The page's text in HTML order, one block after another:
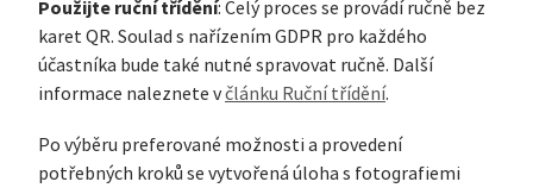
Použijte ruční třídění: Celý proces se provádí ručně bez
karet QR. Soulad s nařízením GDPR pro každého
účastníka bude také nutné spravovat ručně. Další
informace naleznete včlánku Ruční třídění.
Po výběru preferované možnosti a provedení
potřebných kroků se vytvořená úloha s fotografiemi